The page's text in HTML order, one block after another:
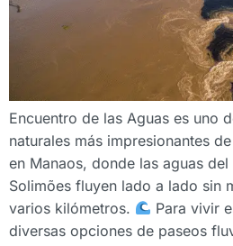
Encuentro de las Aguas es uno
naturales más impresionantes
en Manaos, donde las aguas
Solimões fluyen lado a lado sin
varios kilómetros.
Para vivir
diversas opciones de paseos